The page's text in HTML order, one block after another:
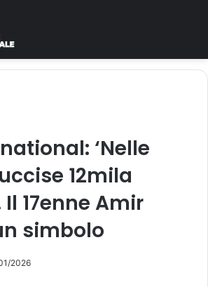
‘Nelle
12mila
Il 17enne Amir
simbolo
2026